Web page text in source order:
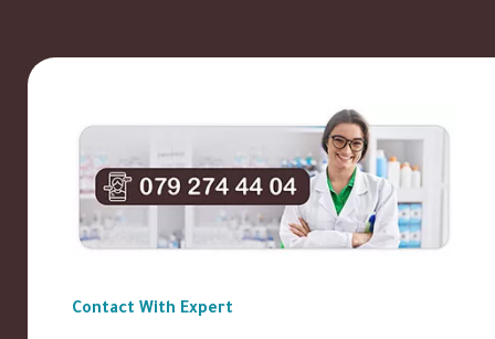
Contact With Expert